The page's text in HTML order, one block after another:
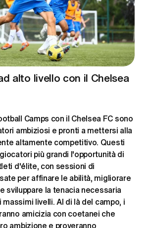
alto livello con il Chelsea
Camps con il Chelsea FC sono
ambiziosi e pronti a mettersi alla
altamente competitivo. Questi
più grandi l'opportunità di
d'élite, con sessioni di
per affinare le abilità, migliorare
sviluppare la tenacia necessaria
livelli. Al di là del campo, i
amicizia con coetanei che
ambizione e proveranno